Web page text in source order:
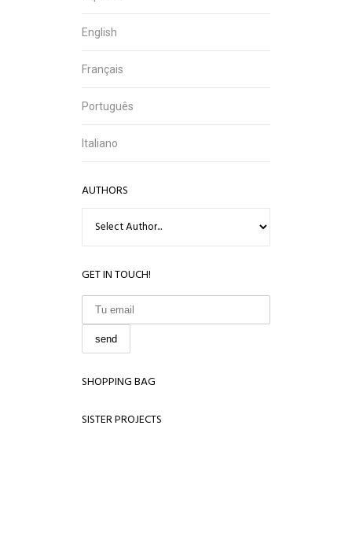
English
Français
Português
Italiano
AUTHORS
GET IN TOUCH!
SHOPPING BAG
SISTER PROJECTS